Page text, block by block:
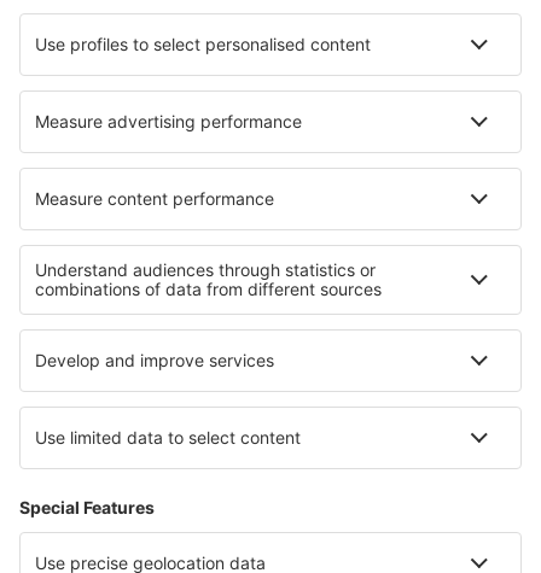
Cazare în Mali Zvornik Cazare în Bobrach
Cazare în Moúcha Cazare în Étagnac
Cele mai bune locuri de cazare - regiuni
Cazare in Lacul Maggiore Cazare in Lombardia
Cazare in Umbria Cazare pe Coasta Rimini
Cazare în Livigno Cazare în Salzburger Saalachtal
Cazare in Moravian Karst Cazare în Hochkoenig